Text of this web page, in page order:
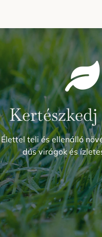
Élettel teli és ellenálló
dús virágok és